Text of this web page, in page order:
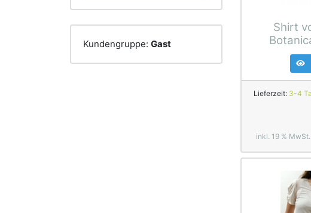
Kundengruppe: Gast
Shirt
Lieferzeit: 3-4
inkl. 19 %